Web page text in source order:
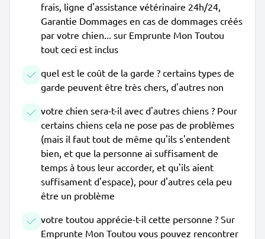
frais, ligne d'assistance vétérinaire 24h/24,
Garantie Dommages en cas de dommages créés
par votre chien... sur Emprunte Mon Toutou
tout ceci est inclus
quel est le coût de la garde ? certains types de
garde peuvent être très chers, d'autres non
votre chien sera-t-il avec d'autres chiens ? Pour
certains chiens cela ne pose pas de problèmes
(mais il faut tout de même qu'ils s'entendent
bien, et que la personne ai suffisament de
temps à tous leur accorder, et qu'ils aient
suffisament d'espace), pour d'autres cela peu
être un problème
votre toutou apprécie-t-il cette personne ? Sur
Emprunte Mon Toutou vous pouvez rencontrer